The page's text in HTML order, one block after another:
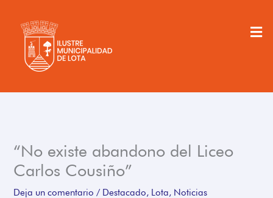
contenido
“No existe abandono del Liceo
Carlos Cousiño”
Deja un comentario / Destacado, Lota, Noticias